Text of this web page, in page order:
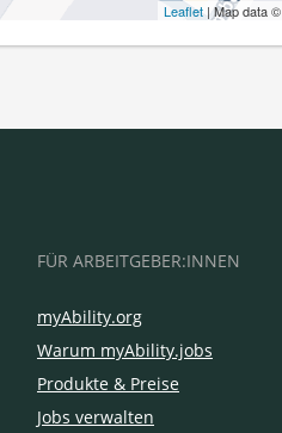
Leaflet | Map data ©
FÜR ARBEITGEBER:INNEN
myAbility.org
Warum myAbility.jobs
Produkte & Preise
Jobs verwalten